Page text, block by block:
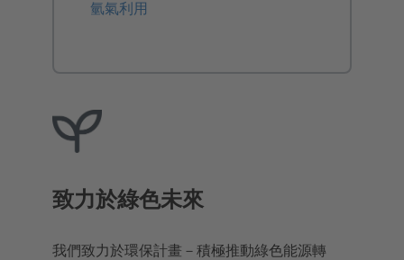
氫氣利用
致力於綠色未來
我們致力於環保計畫－積極推動綠色能源轉